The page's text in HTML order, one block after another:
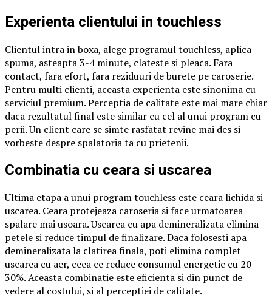
Experienta clientului in touchless
Clientul intra in boxa, alege programul touchless, aplica
spuma, asteapta 3-4 minute, clateste si pleaca. Fara
contact, fara efort, fara reziduuri de burete pe caroserie.
Pentru multi clienti, aceasta experienta este sinonima cu
serviciul premium. Perceptia de calitate este mai mare chiar
daca rezultatul final este similar cu cel al unui program cu
perii. Un client care se simte rasfatat revine mai des si
vorbeste despre spalatoria ta cu prietenii.
Combinatia cu ceara si uscarea
Ultima etapa a unui program touchless este ceara lichida si
uscarea. Ceara protejeaza caroseria si face urmatoarea
spalare mai usoara. Uscarea cu apa demineralizata elimina
petele si reduce timpul de finalizare. Daca folosesti apa
demineralizata la clatirea finala, poti elimina complet
uscarea cu aer, ceea ce reduce consumul energetic cu 20-
30%. Aceasta combinatie este eficienta si din punct de
vedere al costului, si al perceptiei de calitate.